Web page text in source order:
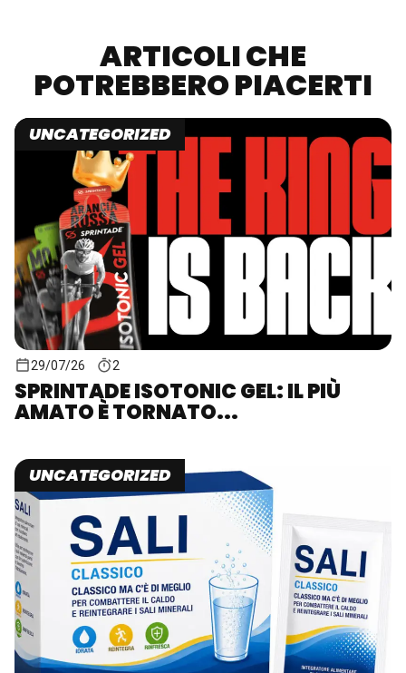
ARTICOLI CHE
POTREBBERO PIACERTI
UNCATEGORIZED
29/07/26 2
SPRINTADE ISOTONIC GEL: IL PIÙ
AMATO È TORNATO...
UNCATEGORIZED